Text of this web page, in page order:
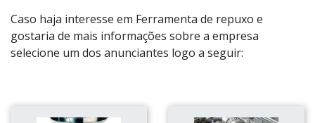
Caso haja interesse em Ferramenta de repuxo e
gostaria de mais informações sobre a empresa
selecione um dos anunciantes logo a seguir: